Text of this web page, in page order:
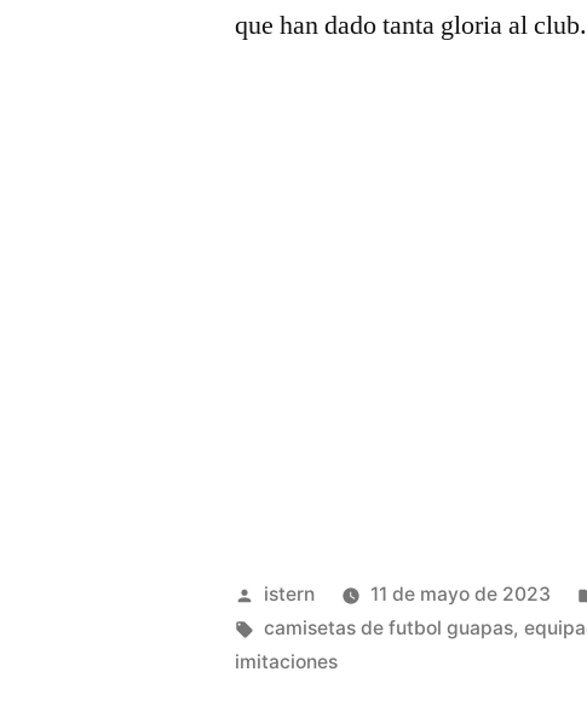
que han dado tanta gloria al club.
Publicado
por
istern 11 de mayo de 2023
Etiquetas:
camisetas de futbol guapas,
imitaciones